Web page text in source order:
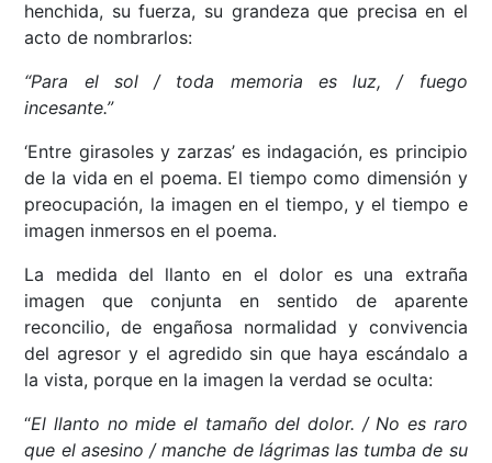
henchida, su fuerza, su grandeza que precisa en el
acto de nombrarlos:
“Para el sol / toda memoria es luz, / fuego
incesante.”
‘Entre girasoles y zarzas’ es indagación, es principio
de la vida en el poema. El tiempo como dimensión y
preocupación, la imagen en el tiempo, y el tiempo e
imagen inmersos en el poema.
La medida del llanto en el dolor es una extraña
imagen que conjunta en sentido de aparente
reconcilio, de engañosa normalidad y convivencia
del agresor y el agredido sin que haya escándalo a
la vista, porque en la imagen la verdad se oculta:
“El llanto no mide el tamaño del dolor. / No es raro
que el asesino / manche de lágrimas las tumba de su